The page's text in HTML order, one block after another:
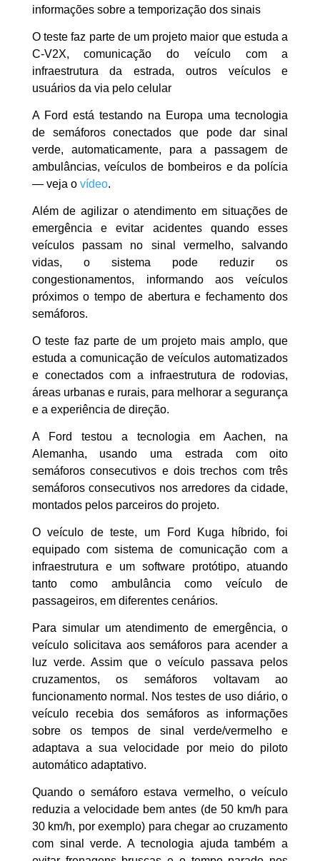
informações sobre a temporização dos sinais
O teste faz parte de um projeto maior que estuda a
C-V2X, comunicação do veículo com a
infraestrutura da estrada, outros veículos e
usuários da via pelo celular
A Ford está testando na Europa uma tecnologia
de semáforos conectados que pode dar sinal
verde, automaticamente, para a passagem de
ambulâncias, veículos de bombeiros e da polícia
— veja o vídeo.
Além de agilizar o atendimento em situações de
emergência e evitar acidentes quando esses
veículos passam no sinal vermelho, salvando
vidas, o sistema pode reduzir os
congestionamentos, informando aos veículos
próximos o tempo de abertura e fechamento dos
semáforos.
O teste faz parte de um projeto mais amplo, que
estuda a comunicação de veículos automatizados
e conectados com a infraestrutura de rodovias,
áreas urbanas e rurais, para melhorar a segurança
e a experiência de direção.
A Ford testou a tecnologia em Aachen, na
Alemanha, usando uma estrada com oito
semáforos consecutivos e dois trechos com três
semáforos consecutivos nos arredores da cidade,
montados pelos parceiros do projeto.
O veículo de teste, um Ford Kuga híbrido, foi
equipado com sistema de comunicação com a
infraestrutura e um software protótipo, atuando
tanto como ambulância como veículo de
passageiros, em diferentes cenários.
Para simular um atendimento de emergência, o
veículo solicitava aos semáforos para acender a
luz verde. Assim que o veículo passava pelos
cruzamentos, os semáforos voltavam ao
funcionamento normal. Nos testes de uso diário, o
veículo recebia dos semáforos as informações
sobre os tempos de sinal verde/vermelho e
adaptava a sua velocidade por meio do piloto
automático adaptativo.
Quando o semáforo estava vermelho, o veículo
reduzia a velocidade bem antes (de 50 km/h para
30 km/h, por exemplo) para chegar ao cruzamento
com sinal verde. A tecnologia ajuda também a